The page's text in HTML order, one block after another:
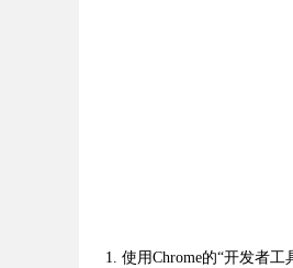
1. 使用Chrome的“开发者